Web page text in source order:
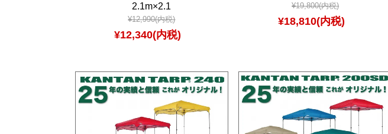
2.1m×2.1
¥12,990(内税)
¥12,340(内税)
¥19,800(内税)
¥18,810(内税)